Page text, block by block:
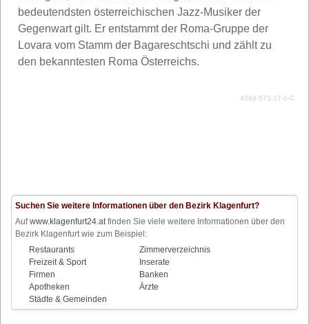
bedeutendsten österreichischen Jazz-Musiker der
Gegenwart gilt. Er entstammt der Roma-Gruppe der
Lovara vom Stamm der Bagareschtschi und zählt zu
den bekanntesten Roma Österreichs.
4384-573-17-0-C
Suchen Sie weitere Informationen über den Bezirk Klagenfurt?
Aufwww.klagenfurt24.atfinden Sie viele weitere Informationen über den
Bezirk Klagenfurt wie zum Beispiel:
Restaurants
Zimmerverzeichnis
Freizeit & Sport
Inserate
Firmen
Banken
Apotheken
Ärzte
Städte & Gemeinden